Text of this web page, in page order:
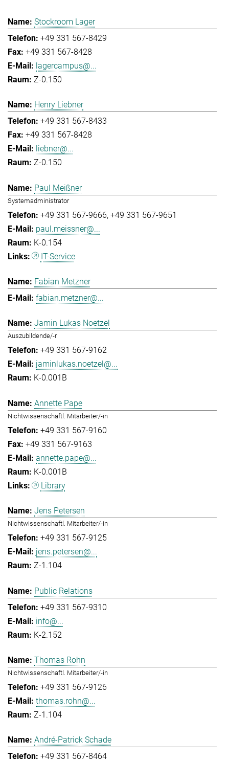
Stockroom Lager
+49 331 567-8429
+49 331 567-8428
lagercampus@...
Z-0.150
Henry Liebner
+49 331 567-8433
+49 331 567-8428
liebner@...
Z-0.150
Paul Meißner
Systemadministrator
+49 331 567-9666 +49 331 567-9651
paul.meissner@...
K-0.154
IT-Service
Fabian Metzner
fabian.metzner@...
Jamin Lukas Noetzel
Auszubildende/-r
+49 331 567-9162
jaminlukas.noetzel@...
K-0.001B
Annette Pape
Nichtwissenschaftl. Mitarbeiter/-in
+49 331 567-9160
+49 331 567-9163
annette.pape@...
K-0.001B
Library
Jens Petersen
Nichtwissenschaftl. Mitarbeiter/-in
+49 331 567-9125
jens.petersen@...
Z-1.104
Public Relations
+49 331 567-9310
info@...
K-2.152
Thomas Rohn
Nichtwissenschaftl. Mitarbeiter/-in
+49 331 567-9126
thomas.rohn@...
Z-1.104
André-Patrick Schade
+49 331 567-8464